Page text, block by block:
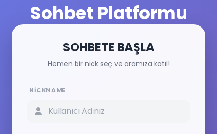
Sohbet Platformu
SOHBETE BAŞLA
Hemen bir nick seç ve aramıza katıl!
NICKNAME